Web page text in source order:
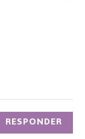
RESPONDER